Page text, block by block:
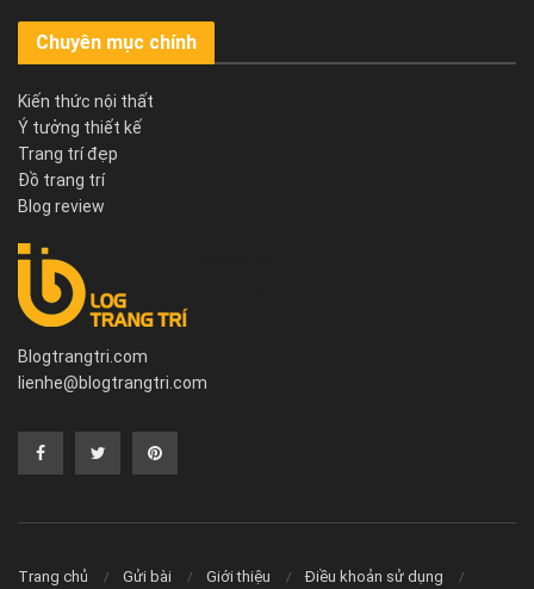
Chuyên mục chính
Kiến thức nội thất
Ý tưởng thiết kế
Trang trí đẹp
Đồ trang trí
Blog review
Blogtrangtri.com
lienhe@blogtrangtri.com
Trang chủ Gửi bài Giới thiệu Điều khoản sử dụng